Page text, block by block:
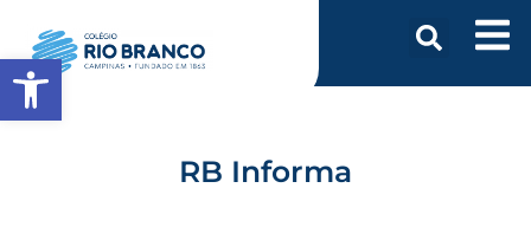
RB Informa
Abrir a barra de ferramentas